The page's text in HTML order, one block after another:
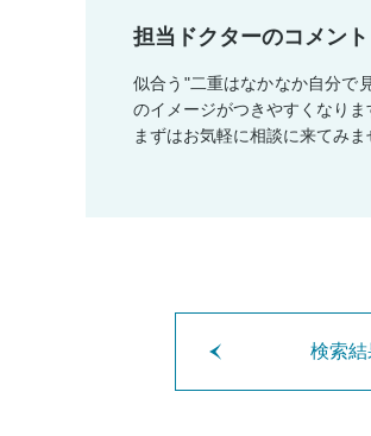
担当ドクターのコメント
似合う"二重はなかなか自分で
のイメージがつきやすくなりま
まずはお気軽に相談に来てみ
検索結